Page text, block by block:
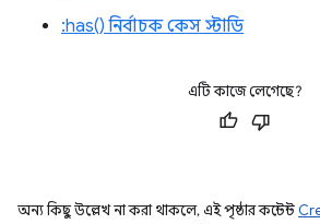
:has() নির্বাচক কেস স্টাডি
এটি কাজে লেগেছে?
অন্য কিছু উল্লেখ না করা থাকলে, এই পৃষ্ঠার কন্টেন্ট